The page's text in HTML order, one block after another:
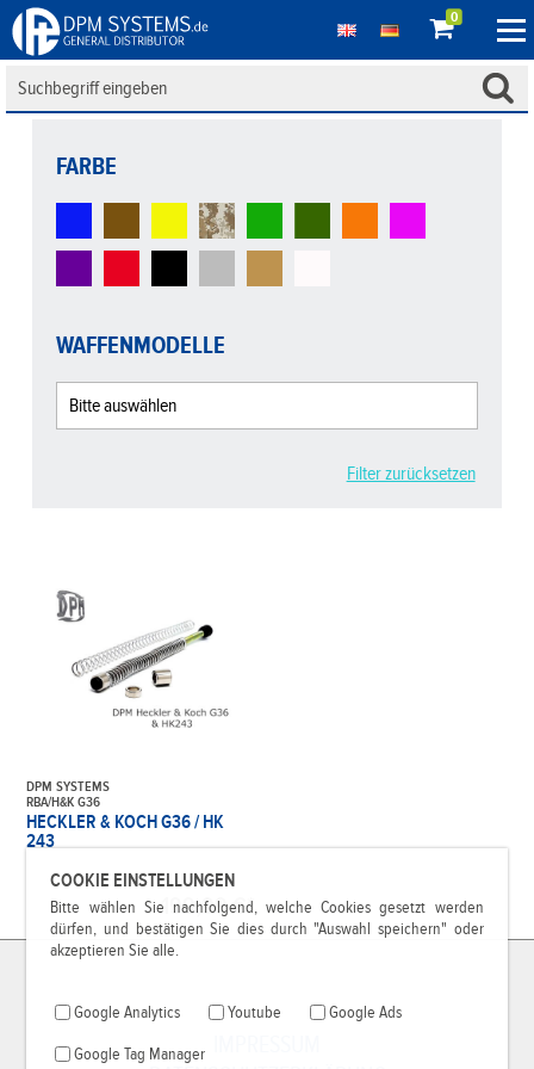
COOKIE EINSTELLUNGEN
Bitte wählen Sie nachfolgend, welche Cookies gesetzt werden
dürfen, und bestätigen Sie dies durch "Auswahl speichern" oder
akzeptieren Sie alle.
Google Analytics Youtube Google Ads
Google Tag Manager
0
FARBE
WAFFENMODELLE
Filter zurücksetzen
DPM SYSTEMS
RBA/H&K G36
HECKLER & KOCH G36 / HK
243
199,99 €*